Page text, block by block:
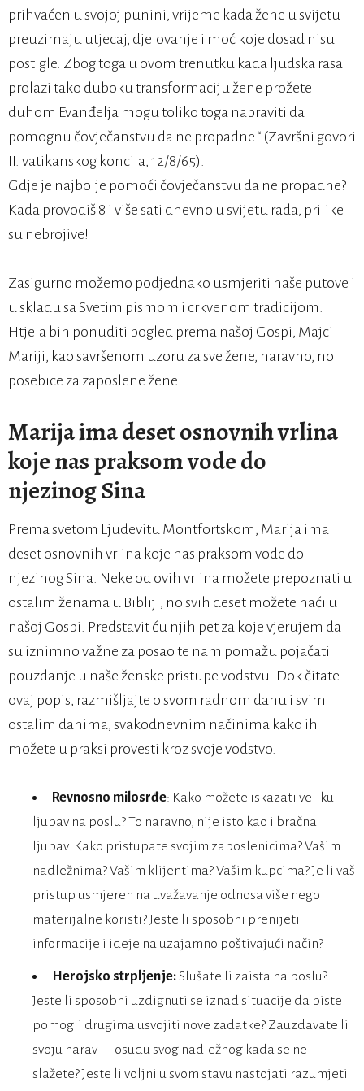
prihvaćen u svojoj punini, vrijeme kada žene u svijetu
preuzimaju utjecaj, djelovanje i moć koje dosad nisu
postigle. Zbog toga u ovom trenutku kada ljudska rasa
prolazi tako duboku transformaciju žene prožete
duhom Evanđelja mogu toliko toga napraviti da
pomognu čovječanstvu da ne propadne.“ (Završni govori
II. vatikanskog koncila, 12/8/65).
Gdje je najbolje pomoći čovječanstvu da ne propadne?
Kada provodiš 8 i više sati dnevno u svijetu rada, prilike
su nebrojive!
Zasigurno možemo podjednako usmjeriti naše putove i
u skladu sa Svetim pismom i crkvenom tradicijom.
Htjela bih ponuditi pogled prema našoj Gospi, Majci
Mariji, kao savršenom uzoru za sve žene, naravno, no
posebice za zaposlene žene.
Marija ima deset osnovnih vrlina
koje nas praksom vode do
njezinog Sina
Prema svetom Ljudevitu Montfortskom, Marija ima
deset osnovnih vrlina koje nas praksom vode do
njezinog Sina. Neke od ovih vrlina možete prepoznati u
ostalim ženama u Bibliji, no svih deset možete naći u
našoj Gospi. Predstavit ću njih pet za koje vjerujem da
su iznimno važne za posao te nam pomažu pojačati
pouzdanje u naše ženske pristupe vodstvu. Dok čitate
ovaj popis, razmišljajte o svom radnom danu i svim
ostalim danima, svakodnevnim načinima kako ih
možete u praksi provesti kroz svoje vodstvo.
Revnosno milosrđe: Kako možete iskazati veliku
ljubav na poslu? To naravno, nije isto kao i bračna
ljubav. Kako pristupate svojim zaposlenicima? Vašim
nadležnima? Vašim klijentima? Vašim kupcima? Je li vaš
pristup usmjeren na uvažavanje odnosa više nego
materijalne koristi? Jeste li sposobni prenijeti
informacije i ideje na uzajamno poštivajući način?
Herojsko strpljenje: Slušate li zaista na poslu?
Jeste li sposobni uzdignuti se iznad situacije da biste
pomogli drugima usvojiti nove zadatke? Zauzdavate li
svoju narav ili osudu svog nadležnog kada se ne
slažete? Jeste li voljni u svom stavu nastojati razumjeti